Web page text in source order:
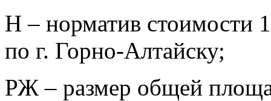
Н – норматив стоимости
по г. Горно-Алтайску;
РЖ – размер общей